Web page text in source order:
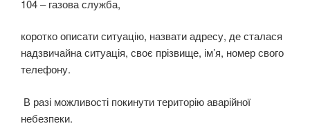
104 – газова служба,
коротко описати ситуацію, назвати адресу, де сталася
надзвичайна ситуація, своє прізвище, ім’я, номер свого
телефону.
В разі можливості покинути територію аварійної
небезпеки.